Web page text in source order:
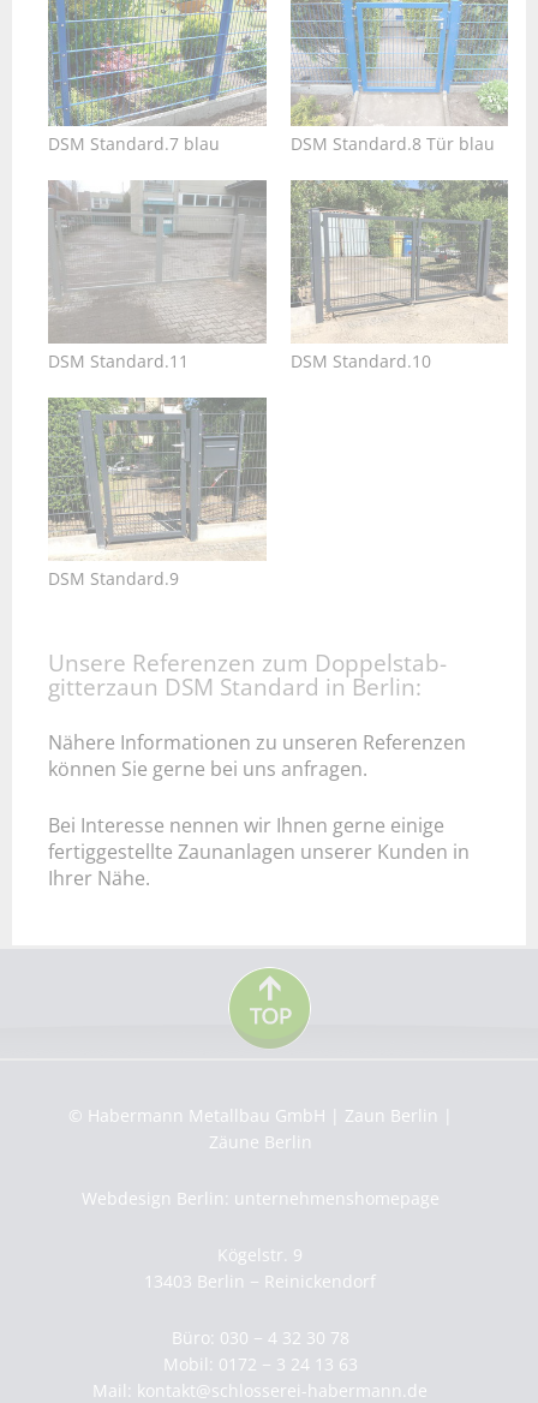
DSM Standard.7 blau DSM Standard.8 Tür blau
DSM Standard.11 DSM Standard.10
DSM Standard.9
Unsere Referenzen zum Doppelstab­
gitterzaun DSM Standard in Berlin:
Nähere Informationen zu unseren Referenzen
können Sie gerne bei uns anfragen.
Bei Interesse nennen wir Ihnen gerne einige
fertiggestellte Zaunanlagen unserer Kunden in
Ihrer Nähe.
© Habermann Metallbau GmbH | Zaun Berlin |
Zäune Berlin
Webdesign Berlin: unternehmenshomepage
Kögelstr. 9
13403 Berlin − Reinickendorf
Büro: 030 − 4 32 30 78
Mobil: 0172 − 3 24 13 63
Mail: kontakt@schlosserei-habermann.de